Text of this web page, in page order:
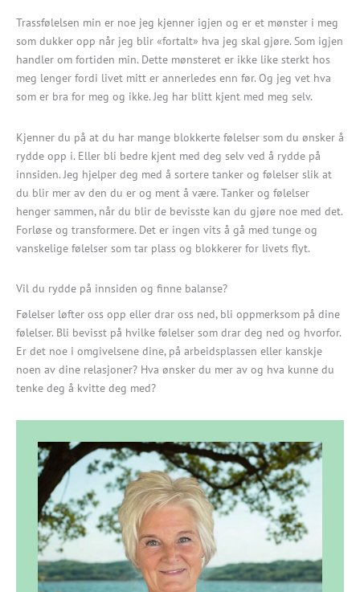
Trassfølelsen min er noe jeg kjenner igjen og er et mønster i meg
som dukker opp når jeg blir «fortalt» hva jeg skal gjøre. Som igjen
handler om fortiden min. Dette mønsteret er ikke like sterkt hos
meg lenger fordi livet mitt er annerledes enn før. Og jeg vet hva
som er bra for meg og ikke. Jeg har blitt kjent med meg selv.
Kjenner du på at du har mange blokkerte følelser som du ønsker å
rydde opp i. Eller bli bedre kjent med deg selv ved å rydde på
innsiden. Jeg hjelper deg med å sortere tanker og følelser slik at
du blir mer av den du er og ment å være. Tanker og følelser
henger sammen, når du blir de bevisste kan du gjøre noe med det.
Forløse og transformere. Det er ingen vits å gå med tunge og
vanskelige følelser som tar plass og blokkerer for livets flyt.
Vil du rydde på innsiden og finne balanse?
Følelser løfter oss opp eller drar oss ned, bli oppmerksom på dine
følelser. Bli bevisst på hvilke følelser som drar deg ned og hvorfor.
Er det noe i omgivelsene dine, på arbeidsplassen eller kanskje
noen av dine relasjoner? Hva ønsker du mer av og hva kunne du
tenke deg å kvitte deg med?